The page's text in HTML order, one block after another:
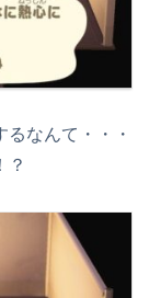
なんて・・・
？